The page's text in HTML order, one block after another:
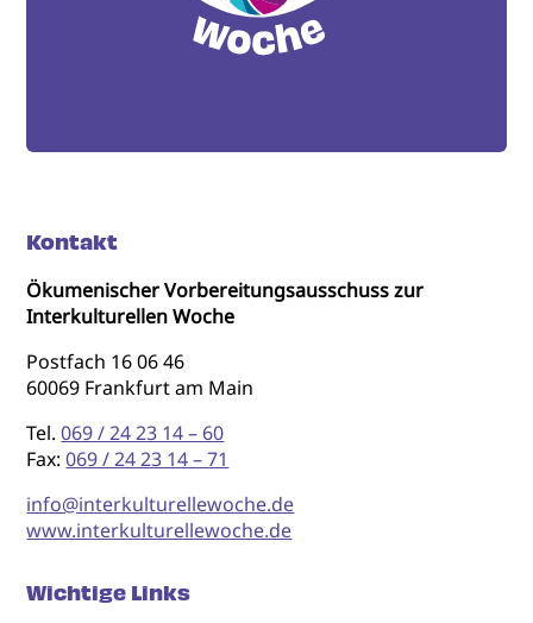
Kontakt
Ökumenischer Vorbereitungsausschuss zur
Interkulturellen Woche
Postfach 16 06 46
60069 Frankfurt am Main
Tel.069 / 24 23 14 – 60
Fax:069 / 24 23 14 – 71
info@interkulturellewoche.de
www.interkulturellewoche.de
Wichtige Links